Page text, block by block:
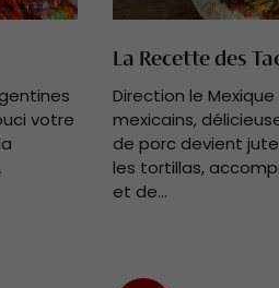
votre
La Recette des
Direction le
mexicains,
de porc devient
les tortillas,
et de...